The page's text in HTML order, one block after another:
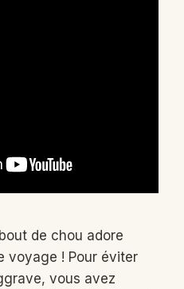
de chou adore
voyage ! Pour éviter
vous avez